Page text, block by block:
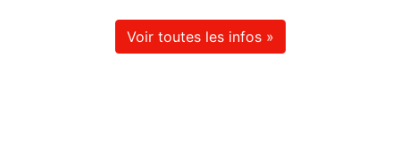
Voir toutes les infos »